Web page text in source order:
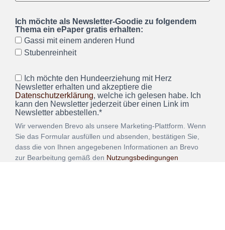
Ich möchte als Newsletter-Goodie zu folgendem
Thema ein ePaper gratis erhalten:
Gassi mit einem anderen Hund
Stubenreinheit
Ich möchte den Hundeerziehung mit Herz
Newsletter erhalten und akzeptiere die
Datenschutzerklärung, welche ich gelesen habe. Ich
kann den Newsletter jederzeit über einen Link im
Newsletter abbestellen.*
Wir verwenden Brevo als unsere Marketing-Plattform. Wenn
Sie das Formular ausfüllen und absenden, bestätigen Sie,
dass die von Ihnen angegebenen Informationen an Brevo
zur Bearbeitung gemäß den Nutzungsbedingungen